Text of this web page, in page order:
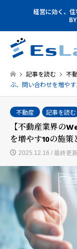
経営に効く、
記事を読む 不
ぶ、問い合わせを増や
不動産 記事を読む
【不動産業界の
を増やす10の施策
2025.12.16 / 最終更